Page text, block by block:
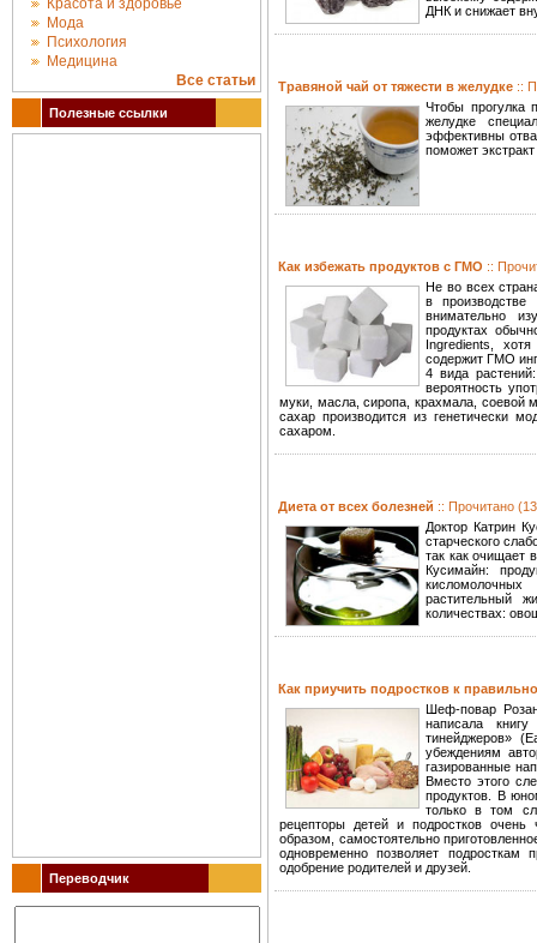
Красота и здоровье
Мода
Психология
Медицина
Все статьи
Полезные ссылки
Переводчик
ДНК и снижает
Травяной чай от тяжести в желудке ::
Чтобы прогулка
желудке
эффективны
поможет
Как избежать продуктов с ГМО ::
Не во всех
в производстве
внимательно
продуктах
Ingredients,
содержит ГМО
4 вида
вероятность
муки, масла, сиропа, крахмала, соевой
сахар производится из генетически
сахаром.
Диета от всех болезней :: Прочитано
Доктор Катрин
старческого
так как очищает
Кусимайн:
растительный
количествах:
Как приучить подростков к
Шеф-повар
написала
тинейджеров»
убеждениям
газированные
Вместо этого
продуктов. В
только в том
рецепторы детей и подростков
образом, самостоятельно
одновременно позволяет подросткам
одобрение родителей и друзей.